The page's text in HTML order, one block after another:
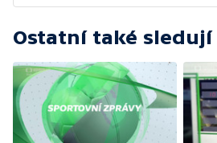
Ostatní také sledují